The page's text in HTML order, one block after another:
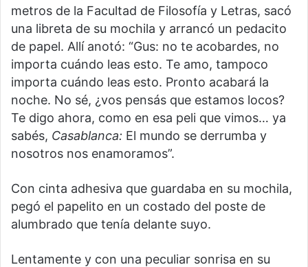
metros de la Facultad de Filosofía y Letras, sacó
una libreta de su mochila y arrancó un pedacito
de papel. Allí anotó: “Gus: no te acobardes, no
importa cuándo leas esto. Te amo, tampoco
importa cuándo leas esto. Pronto acabará la
noche. No sé, ¿vos pensás que estamos locos?
Te digo ahora, como en esa peli que vimos… ya
sabés, Casablanca: El mundo se derrumba y
nosotros nos enamoramos”.
Con cinta adhesiva que guardaba en su mochila,
pegó el papelito en un costado del poste de
alumbrado que tenía delante suyo.
Lentamente y con una peculiar sonrisa en su